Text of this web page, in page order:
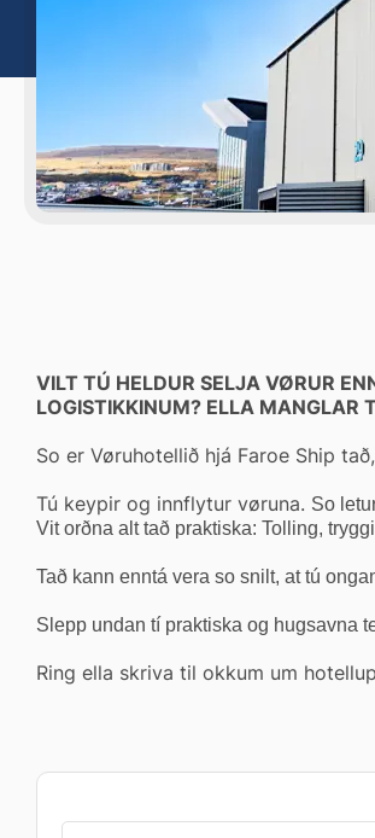
VILT TÚ HELDUR SELJA VØRUR
LOGISTIKKINUM? ELLA MANGLAR
So er Vøruhotellið hjá Faroe Ship
Tú keypir og innflytur vøruna. So
Vit orðna alt tað praktiska: Tolling,
Tað kann enntá vera so snilt, at tú
Slepp undan tí praktiska og hugsavna
Ring ella skriva til okkum um